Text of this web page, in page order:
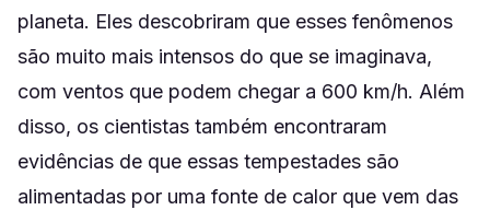
planeta. Eles descobriram que esses fenômenos
são muito mais intensos do que se imaginava,
com ventos que podem chegar a 600 km/h. Além
disso, os cientistas também encontraram
evidências de que essas tempestades são
alimentadas por uma fonte de calor que vem das